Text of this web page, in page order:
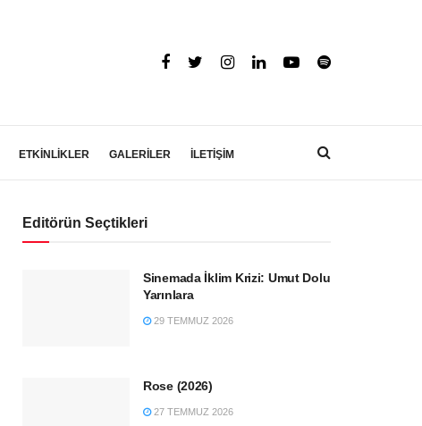
ETKİNLİKLER GALERİLER İLETİŞİM
Editörün Seçtikleri
Sinemada İklim Krizi: Umut Dolu
Yarınlara
29 TEMMUZ 2026
Rose (2026)
27 TEMMUZ 2026